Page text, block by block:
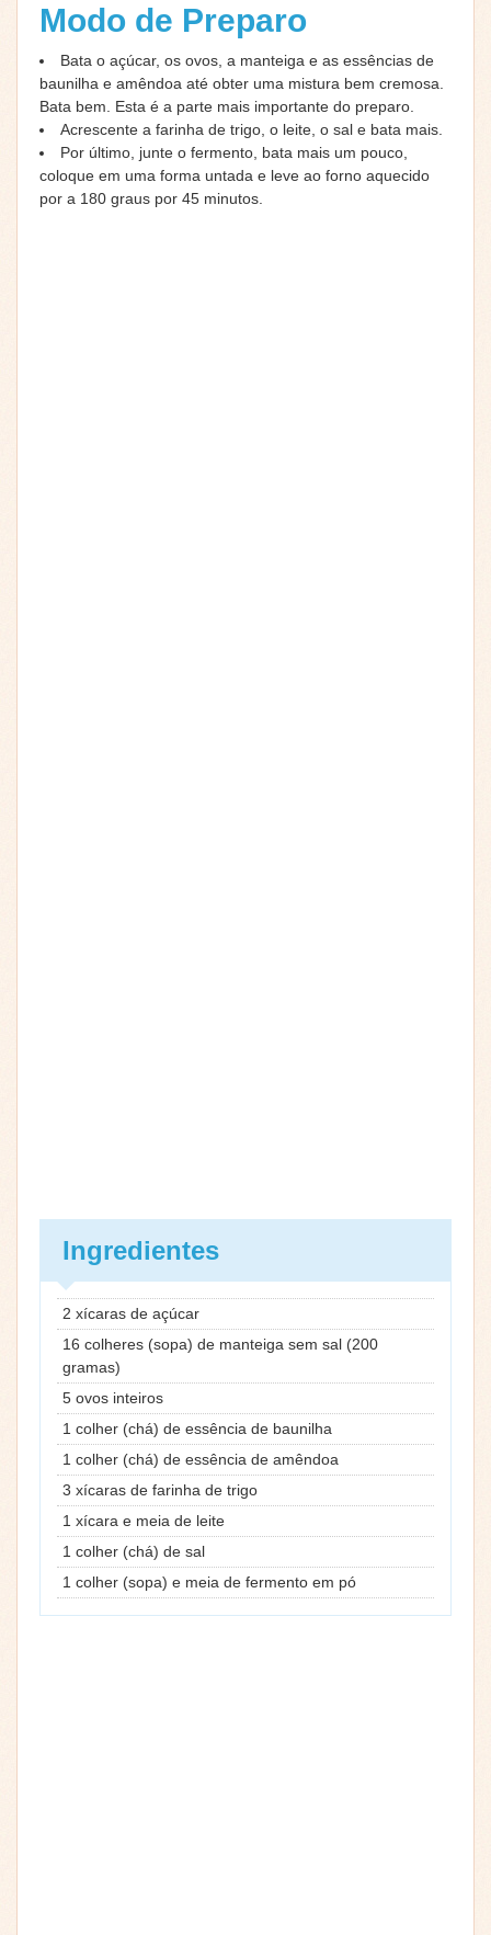
Modo de Preparo
Bata o açúcar, os ovos, a manteiga e as essências de
baunilha e amêndoa até obter uma mistura bem cremosa.
Bata bem. Esta é a parte mais importante do preparo.
Acrescente a farinha de trigo, o leite, o sal e bata mais.
Por último, junte o fermento, bata mais um pouco,
coloque em uma forma untada e leve ao forno aquecido
por a 180 graus por 45 minutos.
Ingredientes
2 xícaras de açúcar
16 colheres (sopa) de manteiga sem sal (200
gramas)
5 ovos inteiros
1 colher (chá) de essência de baunilha
1 colher (chá) de essência de amêndoa
3 xícaras de farinha de trigo
1 xícara e meia de leite
1 colher (chá) de sal
1 colher (sopa) e meia de fermento em pó